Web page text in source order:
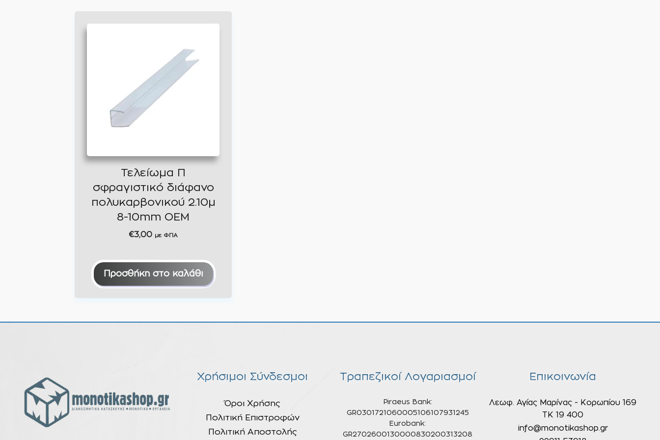
Τελείωμα Π
σφραγιστικό διάφανο
πολυκαρβονικού 2.10μ
8-10mm ΟΕΜ
€3,00 με ΦΠΑ
Προσθήκη στο καλάθι
Χρήσιμοι Σύνδεσμοι
Όροι Χρήσης
Πολιτική Επιστροφών
Πολιτική Αποστολής
Τραπεζικοί Λογαριασμοί
Piraeus Bank:
GR0301721060005106107931245
Eurobank:
GR2702600130000830200313208
Επικοινωνία
Λεωφ. Αγίας Μαρίνας - Κορωπίου 169
ΤΚ 19 400
info@monotikashop.gr